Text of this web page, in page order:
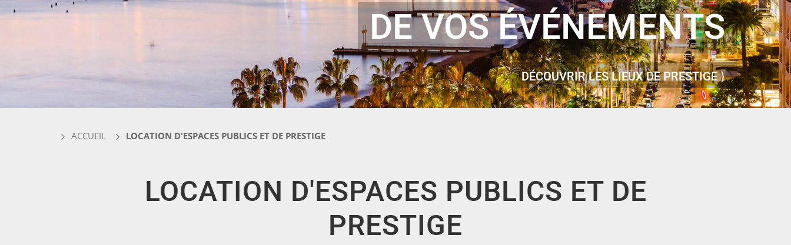
DE VOS ÉVÉNEMENTS
DÉCOUVRIR LES LIEUX DE PRESTIGE ⟩
ACCUEIL LOCATION D'ESPACES PUBLICS ET DE PRESTIGE
LOCATION D'ESPACES PUBLICS ET DE
PRESTIGE